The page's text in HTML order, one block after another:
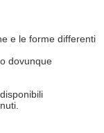
e le forme differenti
dovunque